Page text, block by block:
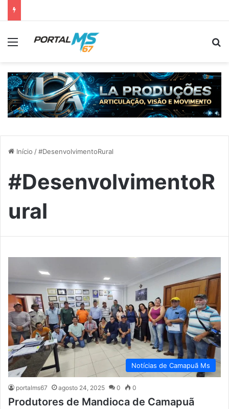
Menu
Início /#DesenvolvimentoRural
#DesenvolvimentoR
ural
Notícias de Camapuã Ms
portalms67 agosto 24, 2025 0 0
Produtores de Mandioca de Camapuã